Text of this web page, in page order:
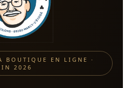
BOUTIQUE EN LIGNE ·
2026